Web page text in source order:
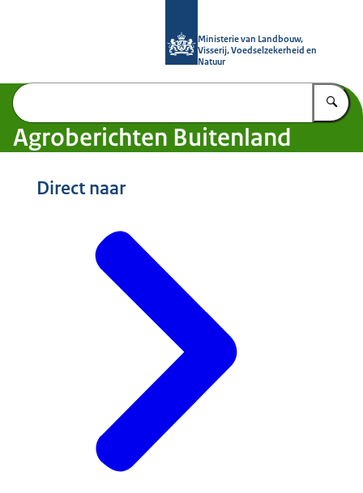
Ministerie van Landbouw,
Visserij, Voedselzekerheid en
Natuur
Agroberichten Buitenland
Direct naar